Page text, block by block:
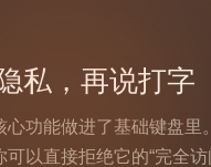
私，再说打字
心功能做进了基础键盘里
可以直接拒绝它的“完全访